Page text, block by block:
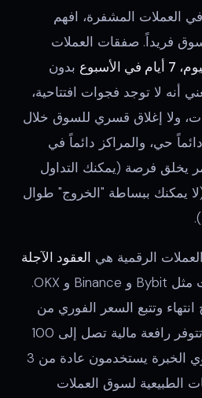
العملات المشفرة، افهم
فريداً. صفقات العملات
بدون
أنه لا توجد فجوات افتتاحية،
ولا إغلاق قسري للسوق خلال
حي، والمراكز دائماً في
يخلق فرصة (يمكنك التداول
يمكنك ببساطة "الخروج" طوال
الرقمية هي العقود الآجلة
في منصات مثل Bybit و Binance و OKX.
وتتبع السعر الفوري من
خلال آلية معدل التمويل. تتوفر رافعة مالية تصل إلى 100
ضعف، لكن المتداولين ذوي الخبرة يستخدمون عادة من 3
الطبيعية لسوق العملات